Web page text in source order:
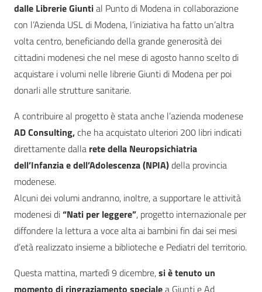
dalle Librerie Giuntial Punto di Modena in collaborazione
con l’Azienda USL di Modena, l’iniziativa ha fatto un’altra
volta centro, beneficiando della grande generosità dei
cittadini modenesi che nel mese di agosto hanno scelto di
acquistare i volumi nelle librerie Giunti di Modena per poi
donarli alle strutture sanitarie.
A contribuire al progetto è stata anche l’azienda modenese
AD Consulting,che ha acquistato ulteriori 200 libri indicati
direttamente dalla rete della Neuropsichiatria
dell’Infanzia e dell’Adolescenza (NPIA)della provincia
modenese.
Alcuni dei volumi andranno, inoltre, a supportare le attività
modenesi di“Nati per leggere”, progetto internazionale per
diffondere la lettura a voce alta ai bambini fin dai sei mesi
d’età realizzato insieme a biblioteche e Pediatri del territorio.
Questa mattina, martedì 9 dicembre,si è tenuto un
momento di ringraziamento specialea Giunti e Ad